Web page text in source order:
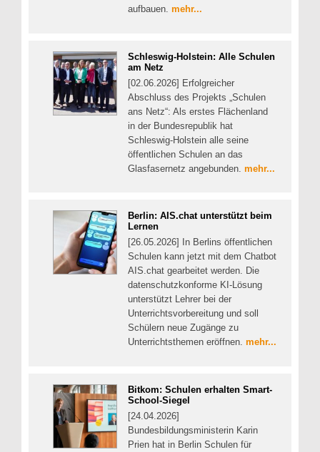
aufbauen. mehr...
Schleswig-Holstein: Alle Schulen
am Netz
[02.06.2026] Erfolgreicher
Abschluss des Projekts „Schulen
ans Netz“: Als erstes Flächenland
in der Bundesrepublik hat
Schleswig-Holstein alle seine
öffentlichen Schulen an das
Glasfasernetz angebunden. mehr...
Berlin: AIS.chat unterstützt beim
Lernen
[26.05.2026] In Berlins öffentlichen
Schulen kann jetzt mit dem Chatbot
AIS.chat gearbeitet werden. Die
datenschutzkonforme KI-Lösung
unterstützt Lehrer bei der
Unterrichtsvorbereitung und soll
Schülern neue Zugänge zu
Unterrichtsthemen eröffnen. mehr...
Bitkom: Schulen erhalten Smart-
School-Siegel
[24.04.2026]
Bundesbildungsministerin Karin
Prien hat in Berlin Schulen für